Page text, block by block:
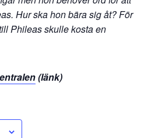
Hur ska hon bära sig åt? För
Phileas skulle kosta en
(länk)